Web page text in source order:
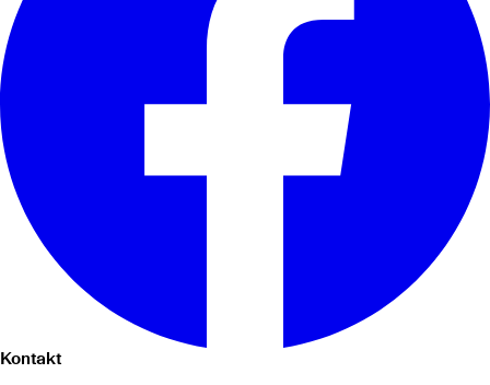
Kontakt